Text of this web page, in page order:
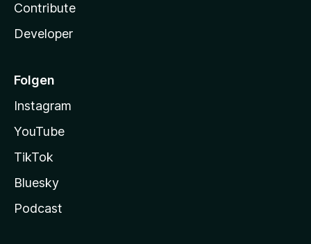
Contribute
Developer
Folgen
Instagram
YouTube
TikTok
Bluesky
Podcast